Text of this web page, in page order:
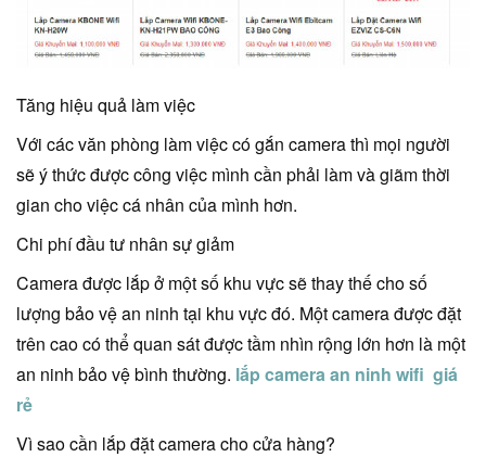
Tăng hiệu quả làm việc
Với các văn phòng làm việc có gắn camera thì mọi người
sẽ ý thức được công việc mình cần phải làm và giãm thời
gian cho việc cá nhân của mình hơn.
Chi phí đầu tư nhân sự giảm
Camera được lắp ở một số khu vực sẽ thay thế cho số
lượng bảo vệ an ninh tại khu vực đó. Một camera được đặt
trên cao có thể quan sát được tầm nhìn rộng lớn hơn là một
an ninh bảo vệ bình thường. lắp camera an ninh wifi giá
rẻ
Vì sao cần lắp đặt camera cho cửa hàng?